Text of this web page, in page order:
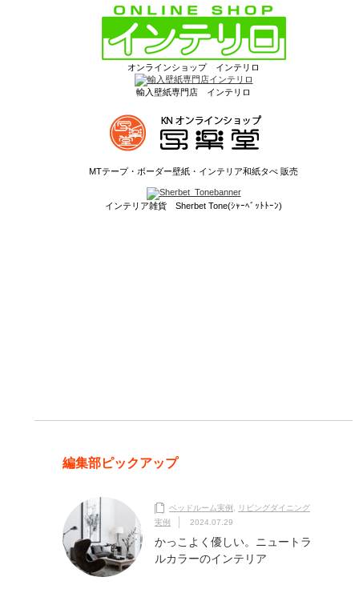
オンラインショップ インテリロ
輸入壁紙専門店 インテリロ
MTテープ・ボーダー壁紙・インテリア和紙タぺ 販売
インテリア雑貨 Sherbet Tone(ｼｬｰﾍﾞｯﾄﾄｰﾝ)
編集部ピックアップ
ベッドルーム実例
リビングダイニング
実例
2024.07.29
かっこよく優しい。ニュートラ
ルカラーのインテリア